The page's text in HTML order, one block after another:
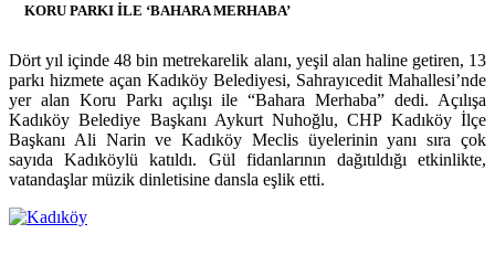
KORU PARKI İLE ‘BAHARA MERHABA’
Dört yıl içinde 48 bin metrekarelik alanı, yeşil alan haline getiren, 13
parkı hizmete açan Kadıköy Belediyesi, Sahrayıcedit Mahallesi’nde
yer alan Koru Parkı açılışı ile “Bahara Merhaba” dedi. Açılışa
Kadıköy Belediye Başkanı Aykurt Nuhoğlu, CHP Kadıköy İlçe
Başkanı Ali Narin ve Kadıköy Meclis üyelerinin yanı sıra çok
sayıda Kadıköylü katıldı. Gül fidanlarının dağıtıldığı etkinlikte,
vatandaşlar müzik dinletisine dansla eşlik etti.